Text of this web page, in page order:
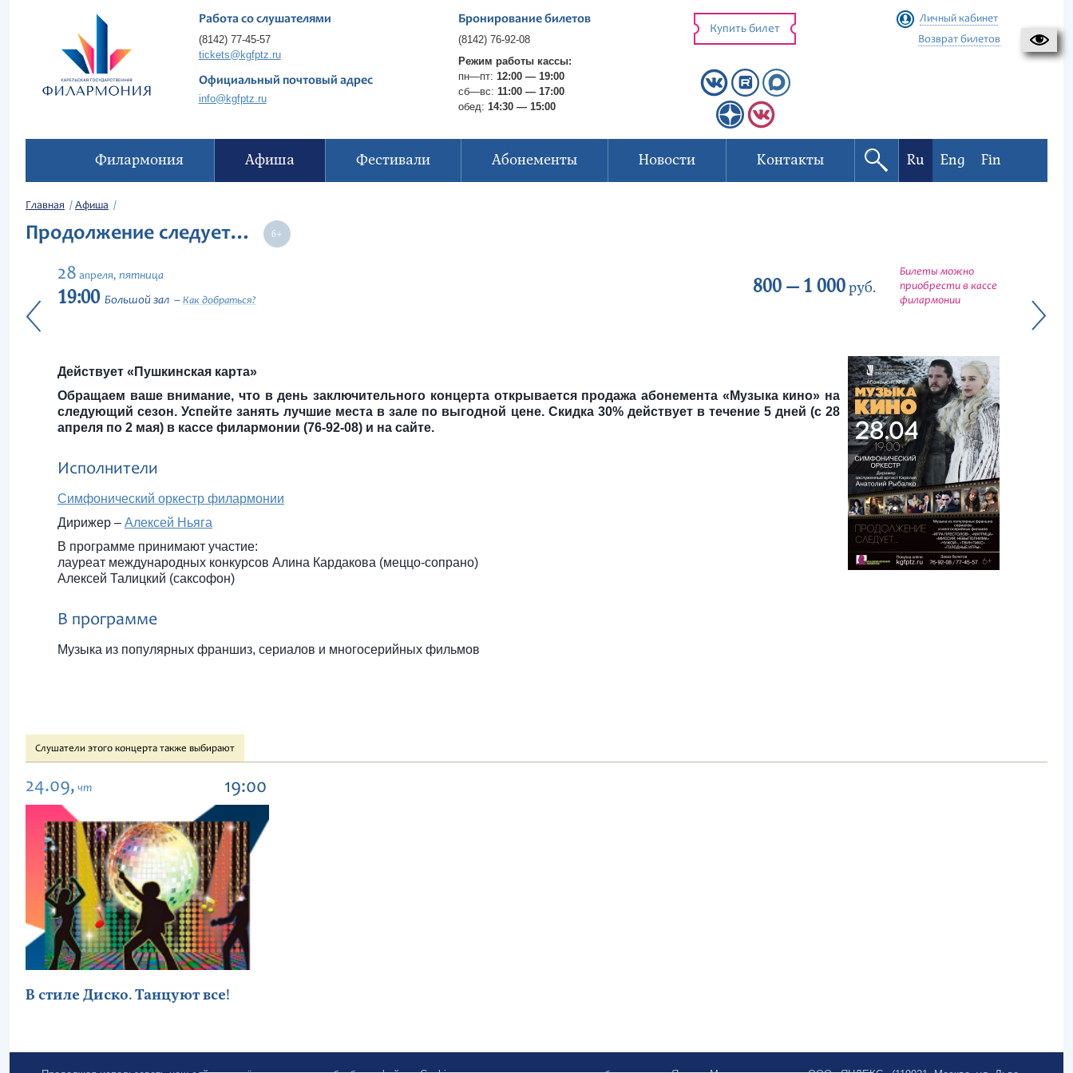
Работа со слушателями
(8142) 77-45-57
tickets@kgfptz.ru
Официальный почтовый адрес
info@kgfptz.ru
Бронирование билетов
(8142) 76-92-08
Режим работы кассы:
пн—пт: 12:00 — 19:00
сб—вс: 11:00 — 17:00
обед: 14:30 — 15:00
Купить билет
Личный кабинет
Возврат билетов
Филармония Афиша Фестивали Абонементы Новости Контакты Ru Eng Fin
Главная Афиша
Продолжение следует…
28 апреля, пятница
19:00 Большой зал Как добраться?
800 — 1 000руб.
Билеты можно
приобрести в кассе
филармонии
Действует «Пушкинская карта»
Обращаем ваше внимание, что в день заключительного концерта открывается продажа абонемента «Музыка кино» на
следующий сезон. Успейте занять лучшие места в зале по выгодной цене. Скидка 30% действует в течение 5 дней (с 28
апреля по 2 мая) в кассе филармонии (76-92-08) и на сайте.
Исполнители
Симфонический оркестр филармонии
Дирижер – Алексей Ньяга
В программе принимают участие:
лауреат международных конкурсов Алина Кардакова (меццо-сопрано)
Алексей Талицкий (саксофон)
В программе
Музыка из популярных франшиз, сериалов и многосерийных фильмов
Слушатели этого концерта также выбирают
24.09, чт 19:00
В стиле Диско. Танцуют все!